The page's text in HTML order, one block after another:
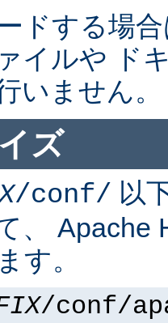
ドする場
イルや ド
いません。
ズ
/conf/ 以
、 Apache
す。
/conf/